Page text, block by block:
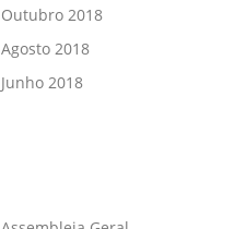
Outubro 2018
Agosto 2018
Junho 2018